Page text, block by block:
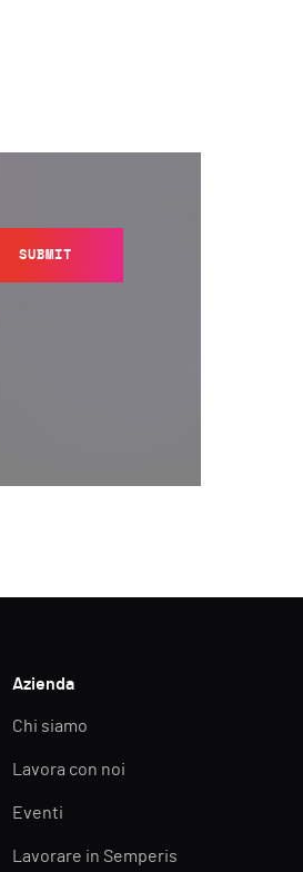
SUBMIT
Azienda
Chi siamo
Lavora con noi
Eventi
Lavorare in Semperis